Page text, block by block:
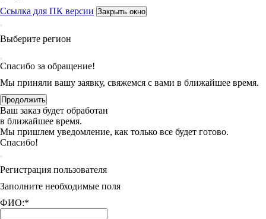
Ссылка для ПК версии Закрыть окно
Выберите регион
Спасибо за обращение!
Мы приняли вашу заявку, свяжемся с вами в ближайшее время.
Продолжить
Ваш заказ будет обработан
в ближайшее время.
Мы пришлем уведомление, как только все будет готово.
Спасибо!
Регистрация пользователя
Заполните необходимые поля
ФИО:*